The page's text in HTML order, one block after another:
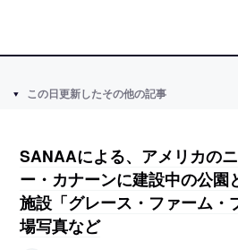
この日更新したその他の記事
SANAAによる、アメリカの
ー・カナーンに建設中の公園
施設「グレース・ファーム・
場写真など